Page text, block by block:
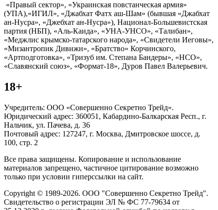
«Правый сектор», «Украинская повстанческая армия»
(УПА),«ИГИЛ», «Джабхат Фатх аш-Шам» (бывшая «Джабхат
ан-Нусра», «Джебхат ан-Нусра»), Национал-Большевистская
партия (НБП), «Аль-Каида», «УНА-УНСО», «Талибан»,
«Меджлис крымско-татарского народа», «Свидетели Иеговы»,
«Мизантропик Дивижн», «Братство» Корчинского,
«Артподготовка», «Тризуб им. Степана Бандеры», «НСО»,
«Славянский союз», «Формат-18», Дуров Павел Валерьевич.
18+
Учредитель: ООО «Совершенно Секретно Трейд».
Юридический адрес: 360051, Кабардино-Балкарская Респ., г.
Нальчик, ул. Пачева, д. 36
Почтовый адрес: 127247, г. Москва, Дмитровское шоссе, д.
100, стр. 2
Все права защищены. Копирование и использование
материалов запрещено, частичное цитирование возможно
только при условии гиперссылки на сайт.
Copyright © 1989-2026. ООО "Совершенно Секретно Трейд".
Свидетельство о регистрации ЭЛ № ФС 77-79634 от